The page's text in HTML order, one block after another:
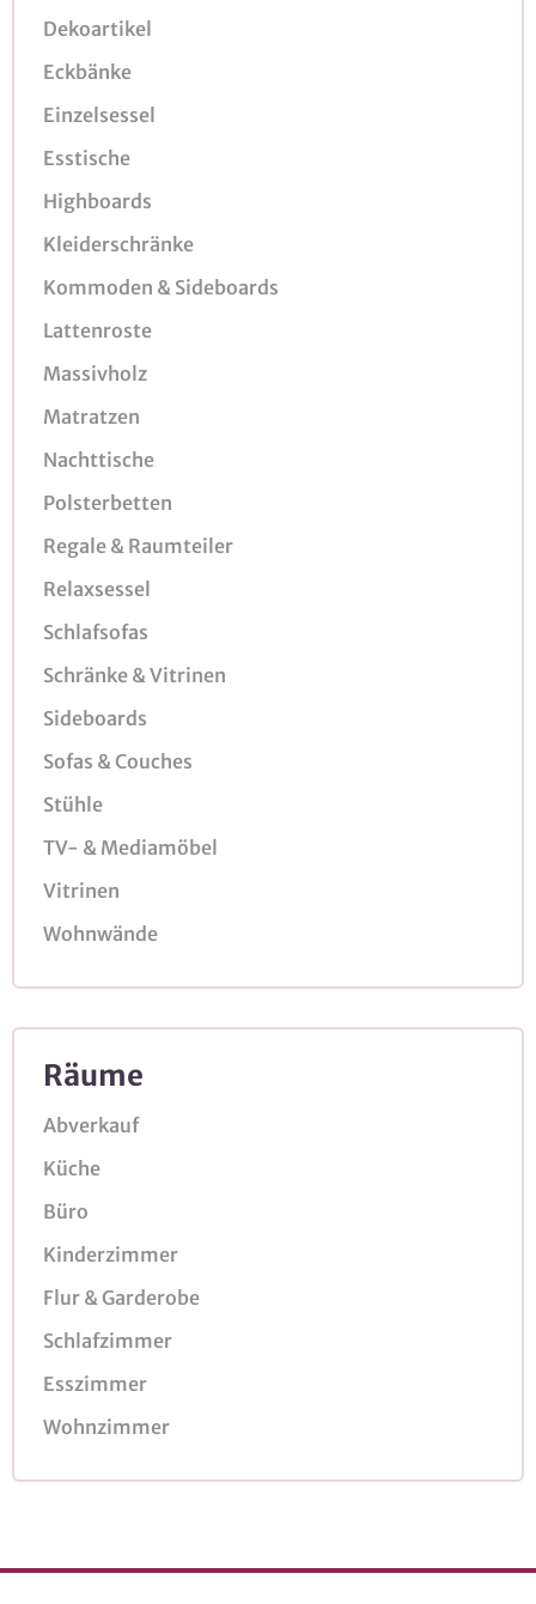
Dekoartikel
Eckbänke
Einzelsessel
Esstische
Highboards
Kleiderschränke
Kommoden & Sideboards
Lattenroste
Massivholz
Matratzen
Nachttische
Polsterbetten
Regale & Raumteiler
Relaxsessel
Schlafsofas
Schränke & Vitrinen
Sideboards
Sofas & Couches
Stühle
TV- & Mediamöbel
Vitrinen
Wohnwände
Räume
Abverkauf
Küche
Büro
Kinderzimmer
Flur & Garderobe
Schlafzimmer
Esszimmer
Wohnzimmer